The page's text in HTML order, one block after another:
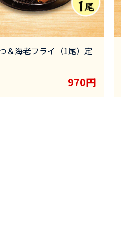
＆海老フライ（1尾）定
970円